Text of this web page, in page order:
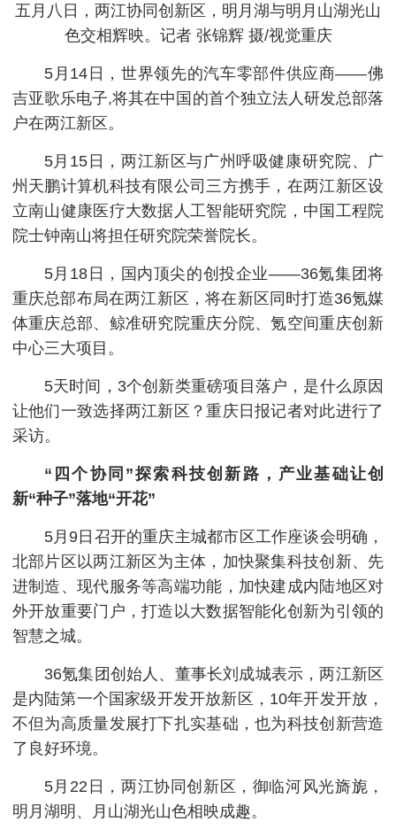
五月八日，两江协同创新区，明月湖与明月山湖光山
色交相辉映。记者 张锦辉 摄/视觉重庆
5月14日，世界领先的汽车零部件供应商——佛
吉亚歌乐电子,将其在中国的首个独立法人研发总部落
户在两江新区。
5月15日，两江新区与广州呼吸健康研究院、广
州天鹏计算机科技有限公司三方携手，在两江新区设
立南山健康医疗大数据人工智能研究院，中国工程院
院士钟南山将担任研究院荣誉院长。
5月18日，国内顶尖的创投企业——36氪集团将
重庆总部布局在两江新区，将在新区同时打造36氪媒
体重庆总部、鲸准研究院重庆分院、氪空间重庆创新
中心三大项目。
5天时间，3个创新类重磅项目落户，是什么原因
让他们一致选择两江新区？重庆日报记者对此进行了
采访。
“四个协同”探索科技创新路，产业基础让创
新“种子”落地“开花”
5月9日召开的重庆主城都市区工作座谈会明确，
北部片区以两江新区为主体，加快聚集科技创新、先
进制造、现代服务等高端功能，加快建成内陆地区对
外开放重要门户，打造以大数据智能化创新为引领的
智慧之城。
36氪集团创始人、董事长刘成城表示，两江新区
是内陆第一个国家级开发开放新区，10年开发开放，
不但为高质量发展打下扎实基础，也为科技创新营造
了良好环境。
5月22日，两江协同创新区，御临河风光旖旎，
明月湖明、月山湖光山色相映成趣。